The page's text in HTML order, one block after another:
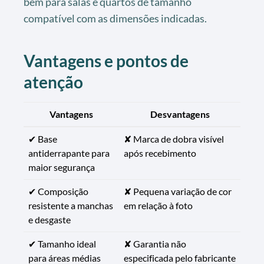
compatível com as dimensões indicadas.
Vantagens e pontos de
atenção
Vantagens Desvantagens
✔ Base
antiderrapante para
maior segurança
✘ Marca de dobra visível
após recebimento
✔ Composição
resistente a manchas
e desgaste
✘ Pequena variação de cor
em relação à foto
✔ Tamanho ideal
para áreas médias
✘ Garantia não
especificada pelo fabricante